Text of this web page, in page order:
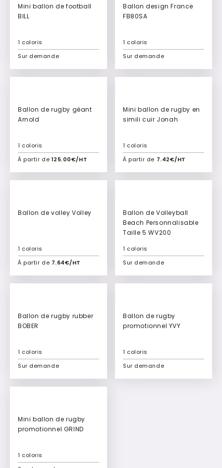
Mini ballon de football
BILL
Sur demande
1 coloris
Ajouter à mon devis
Ballon design France
FB80SA
Sur demande
1 coloris
Ajouter à mon devis
Ballon de rugby géant
Arnold
À partir de 125.00€/HT
1 coloris
Ajouter à mon devis
Mini ballon de rugby en
simili cuir Jonah
À partir de 7.42€/HT
1 coloris
Ajouter à mon devis
Ballon de volley Volley
À partir de 7.64€/HT
1 coloris
Ajouter à mon devis
Ballon de Volleyball
Beach Personnalisable
Taille 5 WV200
Sur demande
1 coloris
Ajouter à mon devis
Ballon de rugby rubber
BOBER
Sur demande
1 coloris
Ajouter à mon devis
Ballon de rugby
promotionnel YVY
Sur demande
1 coloris
Ajouter à mon devis
Mini ballon de rugby
promotionnel GRIND
1 coloris